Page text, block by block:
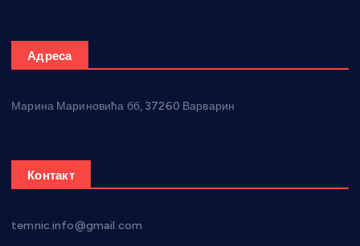
Адреса
Марина Мариновића бб, 37260 Варварин
Контакт
temnic.info@gmail.com